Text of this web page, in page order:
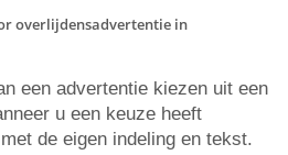
overlijdensadvertentie in
een advertentie kiezen uit een
u een keuze heeft
de eigen indeling en tekst.